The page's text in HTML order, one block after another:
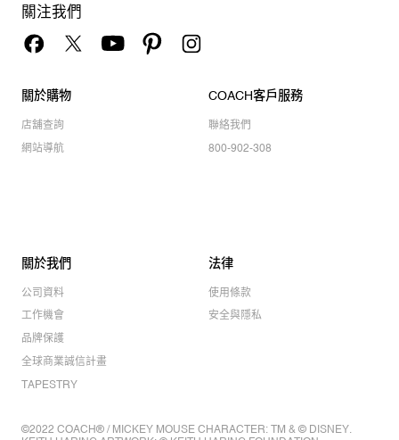
關注我們
關於購物
店舖查詢
網站導航
COACH客戶服務
聯絡我們
800-902-308
關於我們
公司資料
工作機會
品牌保護
全球商業誠信計畫
TAPESTRY
法律
使用條款
安全與隱私
©2022 COACH® / MICKEY MOUSE CHARACTER: TM & © DISNEY.